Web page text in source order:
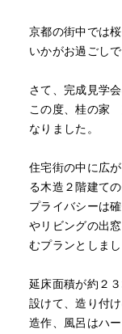
京都の街中では
いかがお過ごしで
さて、完成見学
この度、桂の家
なりました。
住宅街の中に広
る木造２階建ての
プライバシーは
やリビングの出
むプランとしまし
延床面積が約２
設けて、造り付
造作、風呂はハ